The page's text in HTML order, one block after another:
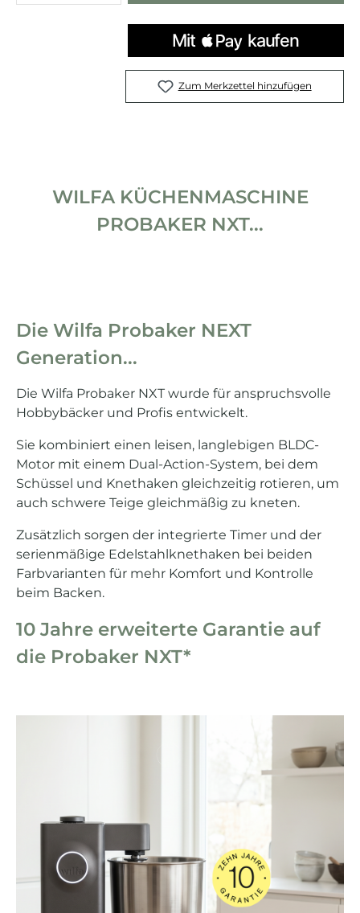
Zum Merkzettel hinzufügen
WILFA KÜCHENMASCHINE
PROBAKER NXT...
Die Wilfa Probaker NEXT
Generation...
Die Wilfa Probaker NXT wurde für anspruchsvolle
Hobbybäcker und Profis entwickelt.
Sie kombiniert einen leisen, langlebigen BLDC-
Motor mit einem Dual-Action-System, bei dem
Schüssel und Knethaken gleichzeitig rotieren, um
auch schwere Teige gleichmäßig zu kneten.
Zusätzlich sorgen der integrierte Timer und der
serienmäßige Edelstahlknethaken bei beiden
Farbvarianten für mehr Komfort und Kontrolle
beim Backen.
10 Jahre erweiterte Garantie auf
die Probaker NXT*